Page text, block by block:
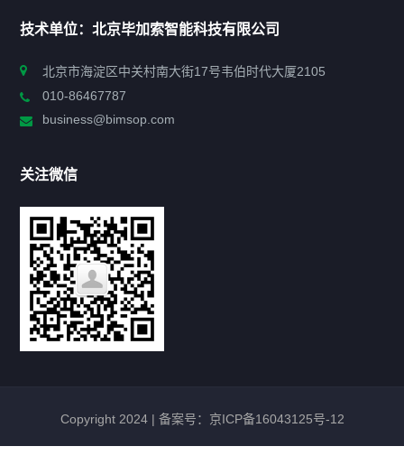
政策法规
新闻资讯
工作动态
会议活动
技术单位：北京毕加索智能科技有限公司
北京市海淀区中关村南大街17号韦伯时代大厦2105
010-86467787
business@bimsop.com
关注微信
Copyright 2024 | 备案号：京ICP备16043125号-12